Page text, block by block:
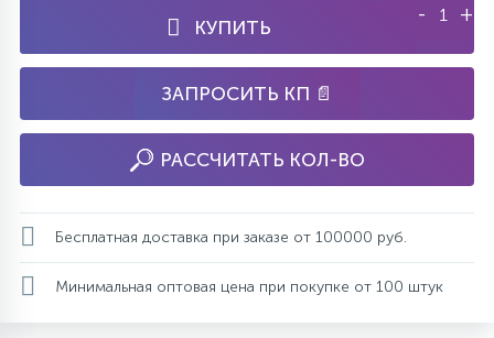
КУПИТЬ
- +
ЗАПРОСИТЬ КП 📄
РАССЧИТАТЬ КОЛ-ВО
Бесплатная доставка при заказе от 100000 руб.
Минимальная оптовая цена при покупке от 100 штук